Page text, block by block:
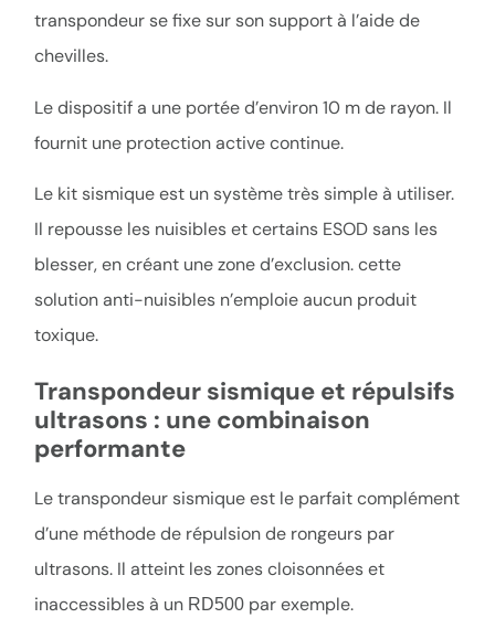
transpondeur se fixe sur son support à l’aide de
chevilles.
Le dispositif a une portée d’environ 10 m de rayon. Il
fournit une protection active continue.
Le kit sismique est un système très simple à utiliser.
Il repousse les nuisibles et certains ESOD sans les
blesser, en créant une zone d’exclusion. cette
solution anti-nuisibles n’emploie aucun produit
toxique.
Transpondeur sismique et répulsifs
ultrasons : une combinaison
performante
Le transpondeur sismique est le parfait complément
d’une méthode de répulsion de rongeurs par
ultrasons. Il atteint les zones cloisonnées et
inaccessibles à un RD500 par exemple.